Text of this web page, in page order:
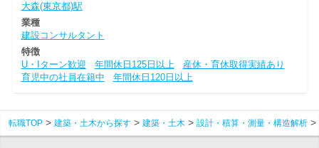
大森(東京都)駅
業種
建設コンサルタント
特徴
U・Iターン歓迎
年間休日125日以上
産休・育休取得実績あり
育児中の社員在籍中
年間休日120日以上
転職TOP 建築・土木から探す 建築・土木 設計・積算・測量・構造解析